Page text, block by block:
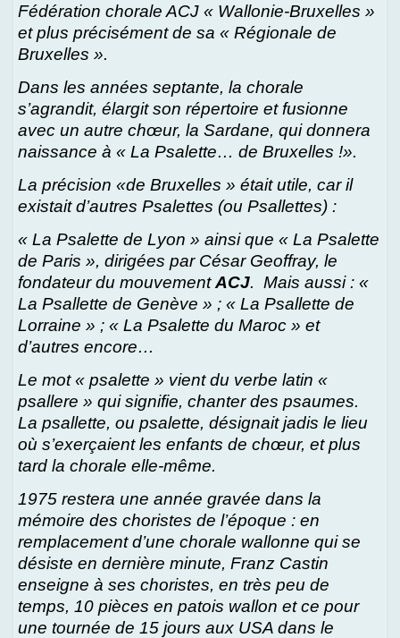
Fédération chorale ACJ « Wallonie-Bruxelles »
et plus précisément de sa « Régionale de
Bruxelles ».
Dans les années septante, la chorale
s’agrandit, élargit son répertoire et fusionne
avec un autre chœur, la Sardane, qui donnera
naissance à « La Psalette… de Bruxelles !».
La précision «de Bruxelles » était utile, car il
existait d’autres Psalettes (ou Psallettes) :
« La Psalette de Lyon » ainsi que « La Psalette
de Paris », dirigées par César Geoffray, le
fondateur du mouvementACJ. Mais aussi : «
La Psallette de Genève » ; « La Psallette de
Lorraine » ; « La Psalette du Maroc » et
d’autres encore…
Le mot « psalette » vient du verbe latin «
psallere » qui signifie, chanter des psaumes.
La psallette, ou psalette, désignait jadis le lieu
où s’exerçaient les enfants de chœur, et plus
tard la chorale elle-même.
1975 restera une année gravée dans la
mémoire des choristes de l’époque : en
remplacement d’une chorale wallonne qui se
désiste en dernière minute, Franz Castin
enseigne à ses choristes, en très peu de
temps, 10 pièces en patois wallon et ce pour
une tournée de 15 jours aux USA dans le